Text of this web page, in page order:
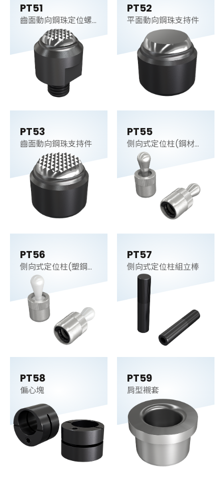
PT51
齒面動向鋼珠定位螺
PT52
平面動向鋼珠支持件
PT53
齒面動向鋼珠支持件
PT55
側向式定位柱(鋼材
梢)
PT56
側向式定位柱(塑鋼
梢)
PT57
側向式定位柱組立棒
PT58
偏心塊
PT59
肩型襯套